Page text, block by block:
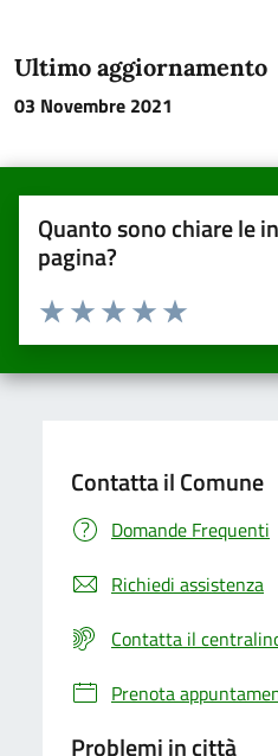
Ultimo aggiornamento
03 Novembre 2021
Quanto sono chiare le
pagina?
Valuta da 1 a 5 stelle la pagina
Valuta 5
Valuta 4 stelle su
Valuta 3 stelle su 5
Valuta 2 stelle su 5
Valuta una stella su 5
Contatta il Comune
Domande Frequenti
Richiedi assistenza
Contatta il
Prenota
Problemi in città